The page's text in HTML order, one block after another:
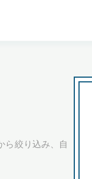
ら絞り込み、自